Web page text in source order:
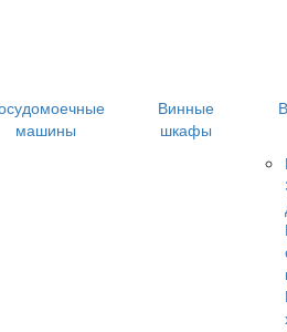
машины
Винные
шкафы